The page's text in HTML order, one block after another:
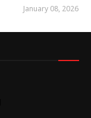
January 08, 2026